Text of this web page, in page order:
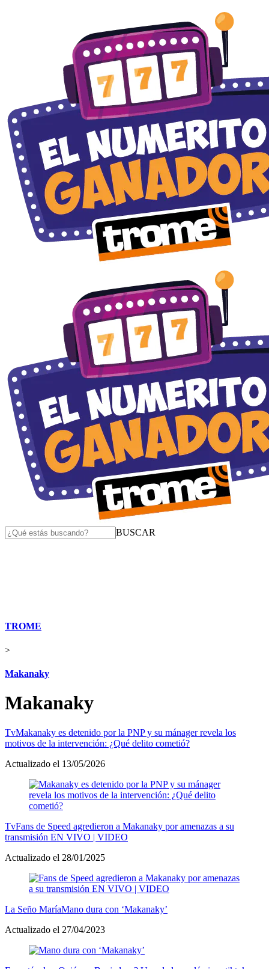
BUSCAR
TROME
>
Makanaky
Makanaky
TvMakanaky es detenido por la PNP y su mánager revela los
motivos de la intervención: ¿Qué delito cometió?
Actualizado el 13/05/2026
TvFans de Speed agredieron a Makanaky por amenazas a su
transmisión EN VIVO | VIDEO
Actualizado el 28/01/2025
La Seño MaríaMano dura con ‘Makanaky’
Actualizado el 27/04/2023